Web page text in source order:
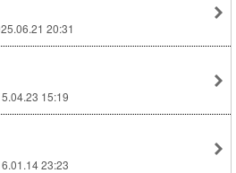
20:31
15:19
23:23